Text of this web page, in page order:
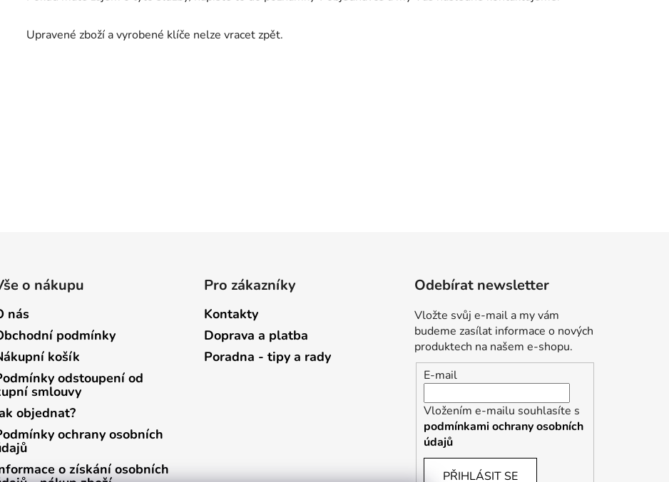
Upravené zboží a vyrobené klíče nelze vracet zpět.
o nákupu
nás
podmínky
košík
odstoupení od
smlouvy
objednat?
ochrany osobních
o získání osobních
Pro zákazníky
Kontakty
Doprava a platba
Poradna - tipy a rady
Odebírat newsletter
Vložte svůj e-mail a my vám
budeme zasílat informace o nových
produktech na našem e-shopu.
E-mail
Vložením e-mailu souhlasíte s
podmínkami ochrany osobních
údajů
PŘIHLÁSIT SE